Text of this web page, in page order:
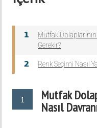
Mutfak
Gerekir?
Renk Seçimi Nasıl
1 Mutfak
Nasıl